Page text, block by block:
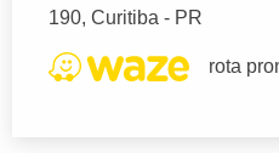
190, Curitiba - PR
rota